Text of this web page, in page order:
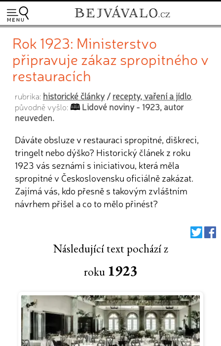
Rok 1923: Ministerstvo
připravuje zákaz spropitného v
restauracích
rubrika: historické články/recepty, vaření a jídlo
původně vyšlo:
Lidové noviny - 1923, autor
neuveden.
Dáváte obsluze v restauraci spropitné, diškreci,
tringelt nebo dýško? Historický článek z roku
1923 vás seznámí s iniciativou, která měla
spropitné v Československu oficiálně zakázat.
Zajímá vás, kdo přesně s takovým zvláštním
návrhem přišel a co to mělo přinést?
Následující text pochází z
roku 1923